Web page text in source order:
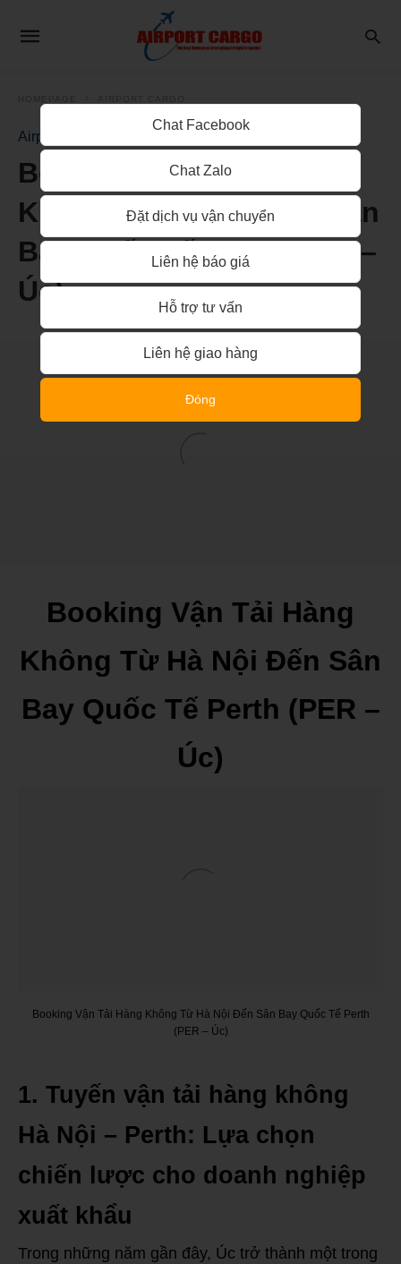
Airport Cargo
Booking Vận Tải Hàng
Không Từ Hà Nội Đến Sân
Bay Quốc Tế Perth (PER –
Úc)
Booking Vận Tải Hàng
Không Từ Hà Nội Đến Sân
Bay Quốc Tế Perth (PER –
Úc)
Booking Vận Tải Hàng Không Từ Hà Nội Đến Sân Bay Quốc Tế Perth
(PER – Úc)
1. Tuyến vận tải hàng không
Hà Nội – Perth: Lựa chọn
chiến lược cho doanh nghiệp
xuất khẩu
Trong những năm gần đây, Úc trở thành một trong
Chat Facebook
Chat Zalo
Đặt dịch vụ vận chuyển
Liên hệ báo giá
Hỗ trợ tư vấn
Liên hệ giao hàng
Đóng